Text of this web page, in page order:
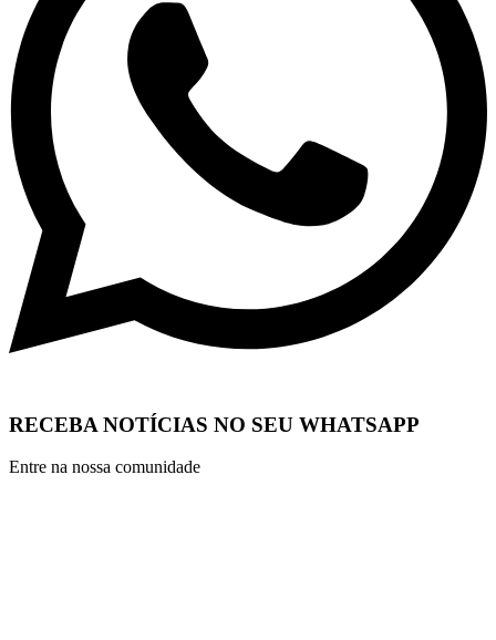
RECEBA NOTÍCIAS NO SEU WHATSAPP
Entre na nossa comunidade